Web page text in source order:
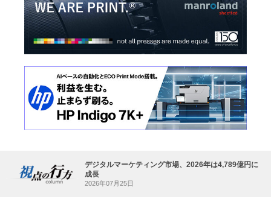
デジタルマーケティング市場、2026年は4,789億円に
成長
2026年07月25日